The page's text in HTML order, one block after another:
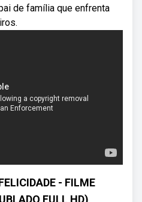
de família que enfrenta
- FILME
FULL HD)